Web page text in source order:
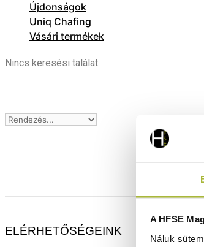
A HFSE
Náluk
Újdonságok
Uniq Chafing
Vásári termékek
Nincs keresési találat.
ELÉRHETŐSÉGEINK